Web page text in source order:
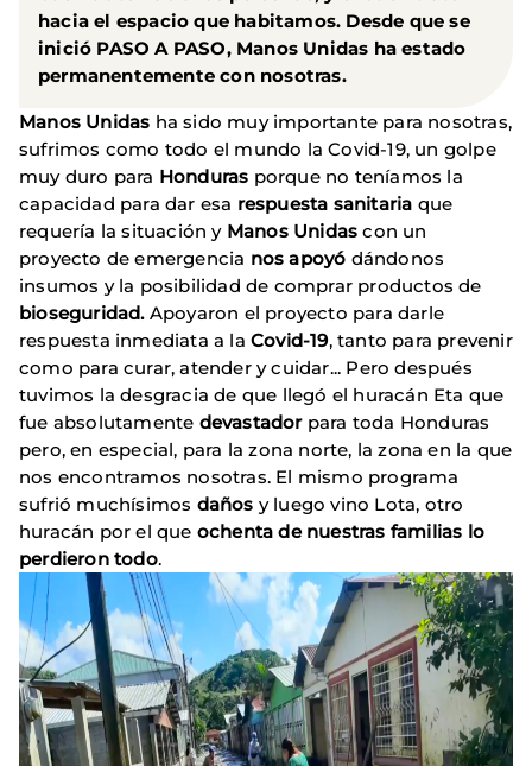
hacia el espacio que habitamos. Desde que se
inició PASO A PASO, Manos Unidas ha estado
permanentemente con nosotras.
Manos Unidas ha sido muy importante para nosotras,
sufrimos como todo el mundo la Covid-19, un golpe
muy duro para Honduras porque no teníamos la
capacidad para dar esa respuesta sanitaria que
requería la situación y Manos Unidas con un
proyecto de emergencia nos apoyó dándonos
insumos y la posibilidad de comprar productos de
bioseguridad.Apoyaron el proyecto para darle
respuesta inmediata a la Covid-19, tanto para prevenir
como para curar, atender y cuidar... Pero después
tuvimos la desgracia de que llegó el huracán Eta que
fue absolutamente devastadorpara toda Honduras
pero, en especial, para la zona norte, la zona en la que
nos encontramos nosotras. El mismo programa
sufrió muchísimos daños y luego vino Lota, otro
huracán por el que ochenta de nuestras familias lo
perdieron todo.